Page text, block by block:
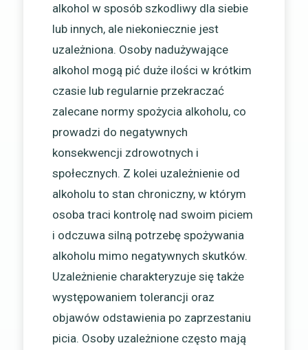
alkohol w sposób szkodliwy dla siebie
lub innych, ale niekoniecznie jest
uzależniona. Osoby nadużywające
alkohol mogą pić duże ilości w krótkim
czasie lub regularnie przekraczać
zalecane normy spożycia alkoholu, co
prowadzi do negatywnych
konsekwencji zdrowotnych i
społecznych. Z kolei uzależnienie od
alkoholu to stan chroniczny, w którym
osoba traci kontrolę nad swoim piciem
i odczuwa silną potrzebę spożywania
alkoholu mimo negatywnych skutków.
Uzależnienie charakteryzuje się także
występowaniem tolerancji oraz
objawów odstawienia po zaprzestaniu
picia. Osoby uzależnione często mają